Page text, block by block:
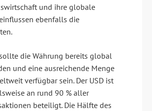
und ihre globale
ebenfalls die
die Währung bereits global
und eine ausreichende Menge
verfügbar sein. Der USD ist
an rund 90 % aller
beteiligt. Die Hälfte des